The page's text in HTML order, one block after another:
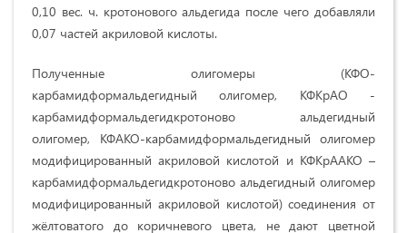
0,10 вес. ч. кротонового альдегида после чего добавляли
0,07 частей акриловой кислоты.
Полученные олигомеры (КФО-
карбамидформальдегидный олигомер, КФКрАО -
карбамидформальдегидкротоново альдегидный
олигомер, КФАКО-карбамидформальдегидный олигомер
модифицированный акриловой кислотой и КФКрААКО –
карбамидформальдегидкротоново альдегидный олигомер
модифицированный акриловой кислотой) соединения от
жёлтоватого до коричневого цвета, не дают цветной